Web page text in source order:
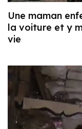
Une maman
la voiture et y
vie